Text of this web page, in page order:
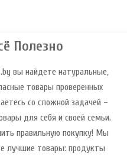
Полезно
вы найдете натуральные,
товары проверенных
со сложной задачей –
для себя и своей семьи.
правильную покупку! Мы
лучшие товары: продукты